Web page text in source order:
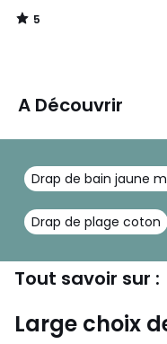
5
/
A Découvrir
Drap de bain jaune
Drap de plage coton
Tout savoir sur :
Large choix